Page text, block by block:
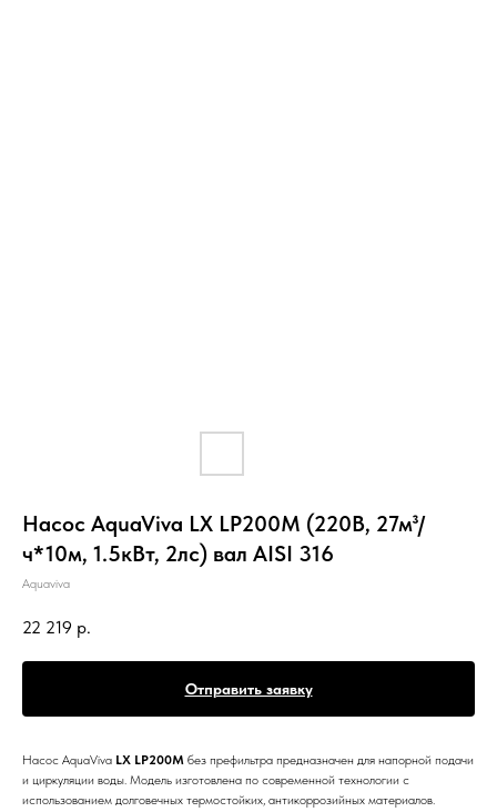
Насос AquaViva LX LP200M (220В, 27м³/
ч*10м, 1.5кВт, 2лс) вал AISI 316
Aquaviva
22 219 р.
Отправить заявку
Насос AquaViva LX LP200M без префильтра предназначен для напорной подачи
и циркуляции воды. Модель изготовлена по современной технологии с
использованием долговечных термостойких, антикоррозийных материалов.